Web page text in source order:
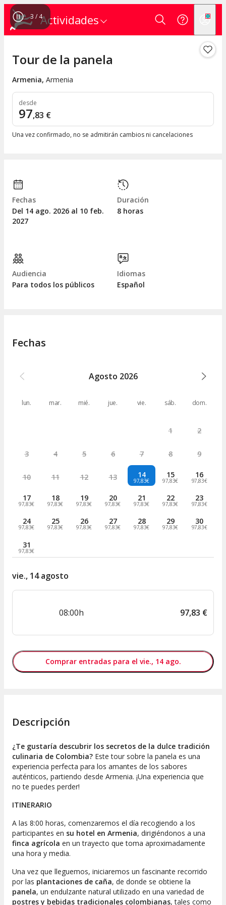
Actividades
3 / 4
Tour de la panela
Armenia, Armenia
desde
97,83 €
Una vez confirmado, no se admitirán cambios ni cancelaciones
Fechas
Del 14 ago. 2026 al 10 feb.
2027
Duración
8 horas
Audiencia
Para todos los públicos
Idiomas
Español
Fechas
Agosto 2026
lun. mar. mié. jue. vie. sáb. dom.
1 2
3 4 5 6 7 8 9
10 11 12 13 14
97,83€
15
97,83€
16
97,83€
17
97,83€
18
97,83€
19
97,83€
20
97,83€
21
97,83€
22
97,83€
23
97,83€
24
97,83€
25
97,83€
26
97,83€
27
97,83€
28
97,83€
29
97,83€
30
97,83€
31
97,83€
vie., 14 agosto
08:00h 97,83 €
Comprar entradas para el vie., 14 ago.
Descripción
¿Te gustaría descubrir los secretos de la dulce tradición
culinaria de Colombia? Este tour sobre la panela es una
experiencia perfecta para los amantes de los sabores
auténticos, partiendo desde Armenia. ¡Una experiencia que
no te puedes perder!
ITINERARIO
A las 8:00 horas, comenzaremos el día recogiendo a los
participantes en su hotel en Armenia, dirigiéndonos a una
finca agrícola en un trayecto que toma aproximadamente
una hora y media.
Una vez que lleguemos, iniciaremos un fascinante recorrido
por las plantaciones de caña, de donde se obtiene la
panela, un endulzante natural utilizado en una variedad de
postres y bebidas tradicionales colombianas, tales como